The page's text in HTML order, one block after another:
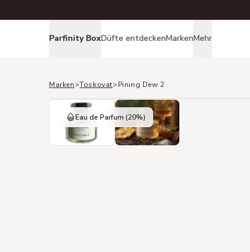
Parfinity BoxDüfte entdeckenMarkenMehr
Marken>Toskovat>Pining Dew 2
Eau de Parfum (20%)